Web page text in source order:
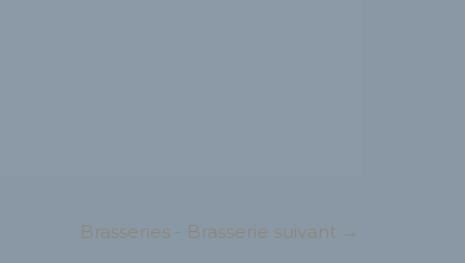
Brasseries - Brasserie suivant →